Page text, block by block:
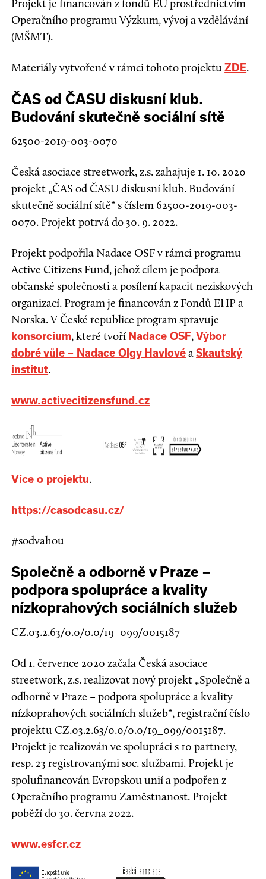
Projekt je financován z fondů EU prostřednictvím
Operačního programu Výzkum, vývoj a vzdělávání
(MŠMT).
Materiály vytvořené v rámci tohoto projektuZDE.
ČAS od ČASU diskusní klub.
Budování skutečně sociální sítě
62500-2019-003-0070
Česká asociace streetwork, z.s. zahajuje 1. 10. 2020
projekt „ČAS od ČASU diskusní klub. Budování
skutečně sociální sítě“ s číslem 62500-2019-003-
0070. Projekt potrvá do 30. 9. 2022.
Projekt podpořila Nadace OSF v rámci programu
Active Citizens Fund, jehož cílem je podpora
občanské společnosti a posílení kapacit neziskových
organizací. Program je financován z Fondů EHP a
Norska. V České republice program spravuje
konsorcium, které tvoří Nadace OSF,Výbor
dobré vůle – Nadace Olgy Havlové aSkautský
institut.
www.activecitizensfund.cz
Více o projektu.
https://casodcasu.cz/
#sodvahou
Společně a odborně v Praze –
podpora spolupráce a kvality
nízkoprahových sociálních služeb
CZ.03.2.63/0.0/0.0/19_099/0015187
Od 1. července 2020 začala Česká asociace
streetwork, z.s. realizovat nový projekt „Společně a
odborně v Praze – podpora spolupráce a kvality
nízkoprahových sociálních služeb“, registrační číslo
projektu CZ.03.2.63/0.0/0.0/19_099/0015187.
Projekt je realizován ve spolupráci s 10 partnery,
resp. 23 registrovanými soc. službami. Projekt je
spolufinancován Evropskou unií a podpořen z
Operačního programu Zaměstnanost. Projekt
poběží do 30. června 2022.
www.esfcr.cz